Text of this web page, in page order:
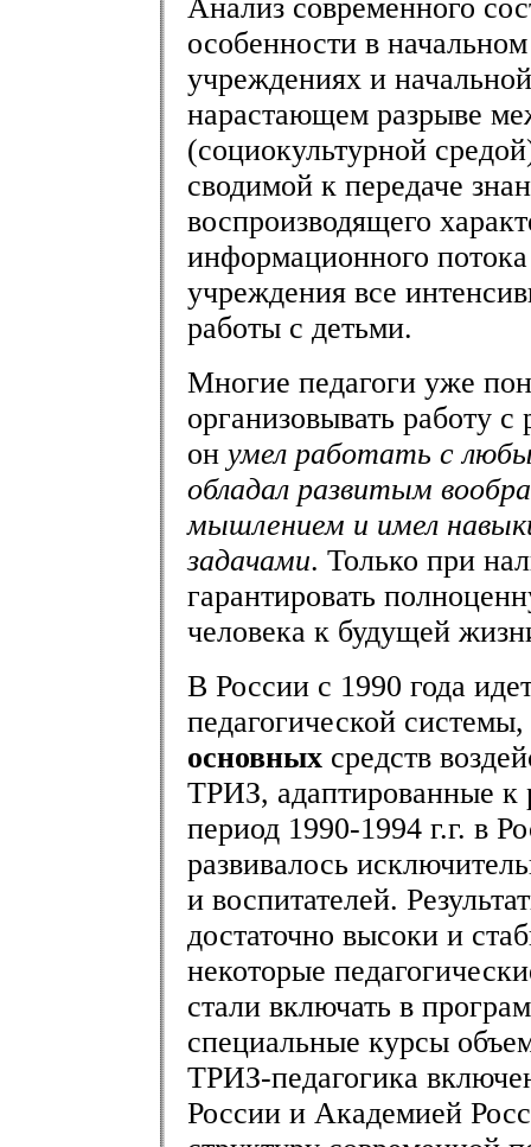
Анализ современного
особенности в
учреждениях и
нарастающем разрыве
(социокультурной
сводимой к передаче
воспроизводящего
информационного
учреждения все
работы с детьми.
Многие педагоги уже
организовывать работу
он умел работать с
обладал развитым
мышлением и имел
задачами. Только при
гарантировать
человека к будущей
В России с 1990 года
педагогической системы,
основных средств
ТРИЗ, адаптированные к
период 1990-1994 г.г. в
развивалось
и воспитателей.
достаточно высоки и
некоторые
стали включать в
специальные курсы
ТРИЗ-педагогика
России и Академией